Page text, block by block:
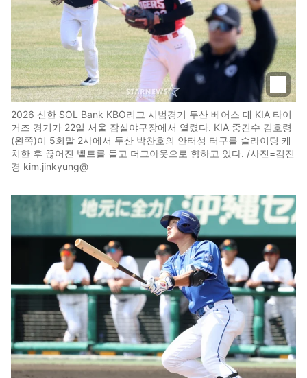
2026 신한 SOL Bank KBO리그 시범경기 두산 베어스 대 KIA 타이
거즈 경기가 22일 서울 잠실야구장에서 열렸다. KIA 중견수 김호령
(왼쪽)이 5회말 2사에서 두산 박찬호의 안터성 터구를 슬라이딩 캐
치한 후 끊어진 벨트를 들고 더그아웃으로 향하고 있다. /사진=김진
경 kim.jinkyung@